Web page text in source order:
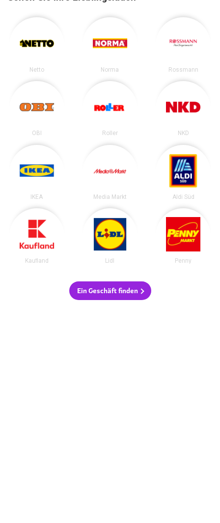
Netto Norma Rossmann
OBI Roller NKD
IKEA Media Markt Aldi Süd
Kaufland Lidl Penny
Ein Geschäft finden